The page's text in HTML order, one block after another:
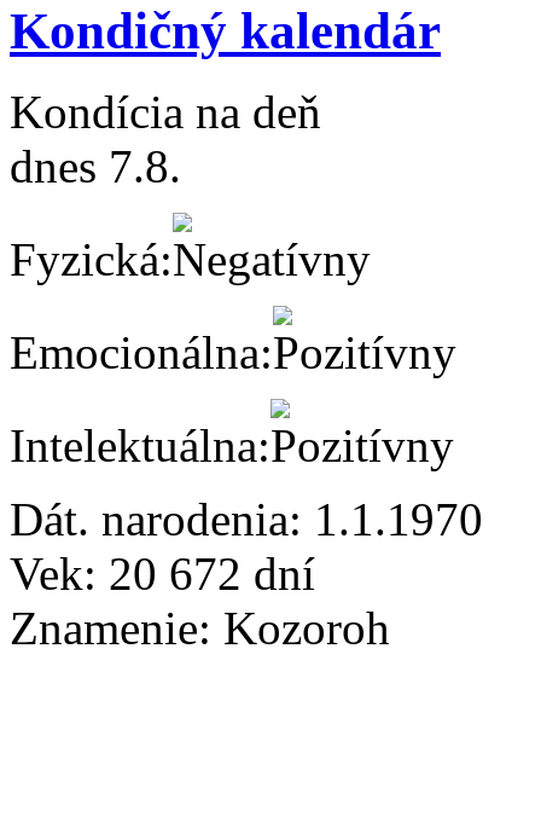
Kondičný kalendár
Kondícia na deň
dnes 7.8.
Fyzická:
Emocionálna:
Intelektuálna:
Dát. narodenia: 1.1.1970
Vek: 20 672 dní
Znamenie: Kozoroh